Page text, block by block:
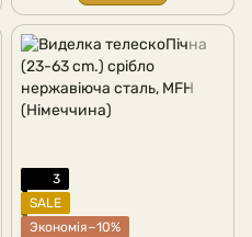
3
SALE
Экономія−10%